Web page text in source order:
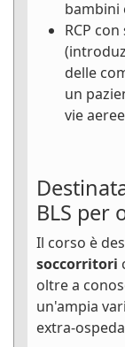
bambini
RCP
delle
un
vie
BLS per
Il corso è
soccorritori
oltre a
un'ampia
extra-